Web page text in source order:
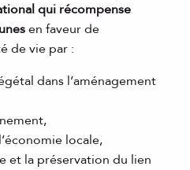
qui récompense
en faveur de
de vie par :
dans l’aménagement
locale,
et la préservation du lien